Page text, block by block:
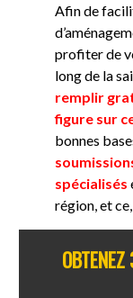
Afin de
profiter de
long de la
remplir
figure sur
bonnes
spécialisés
région, et